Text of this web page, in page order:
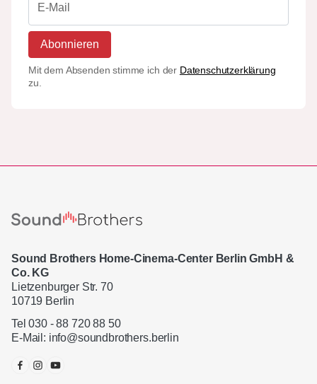
Abonnieren
Mit dem Absenden stimme ich der Datenschutzerklärung
zu.
Sound Brothers Home-Cinema-Center Berlin GmbH &
Co. KG
Lietzenburger Str. 70
10719 Berlin
Tel 030 - 88 720 88 50
E-Mail: info@soundbrothers.berlin